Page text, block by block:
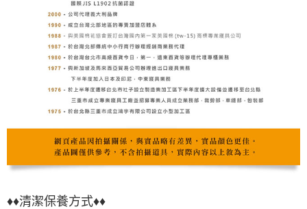
♦♦清潔保養方式♦♦